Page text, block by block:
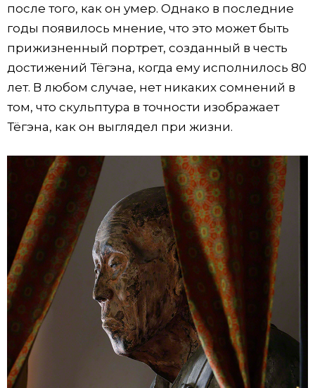
после того, как он умер. Однако в последние
годы появилось мнение, что это может быть
прижизненный портрет, созданный в честь
достижений Тёгэна, когда ему исполнилось 80
лет. В любом случае, нет никаких сомнений в
том, что скульптура в точности изображает
Тёгэна, как он выглядел при жизни.